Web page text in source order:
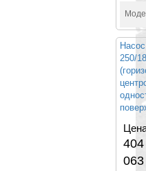
250/
404
063